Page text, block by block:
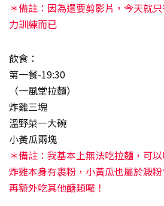
＊備註：因為還要剪影片，今天就
力訓練而已
飲食：
第一餐-19:30
（一風堂拉麵）
炸雞三塊
溫野菜一大碗
小黃瓜兩塊
＊備註：我基本上無法吃拉麵，可
炸雞本身有裹粉，小黃瓜也屬於澱
再額外吃其他醣類囉！